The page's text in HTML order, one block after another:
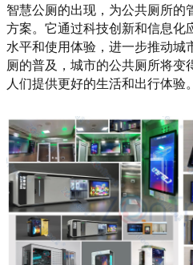
智慧公厕的出现，为公共厕所
方案。它通过科技创新和信息化
水平和使用体验，进一步推动城
厕的普及，城市的公共厕所将变
人们提供更好的生活和出行体验。